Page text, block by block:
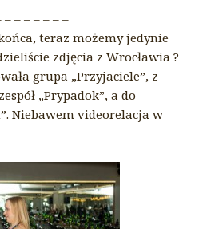
– – – – – – –
teraz możemy jedynie
zdjęcia z Wrocławia ?
grupa „Przyjaciele”, z
„Prypadok”, a do
Niebawem videorelacja w